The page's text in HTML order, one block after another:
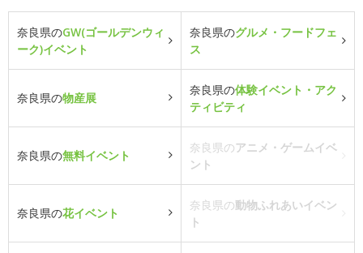
奈良県のGW(ゴールデンウィ
ーク)イベント
奈良県のグルメ・フードフェ
ス
奈良県の物産展
奈良県の体験イベント・アク
ティビティ
奈良県の無料イベント
奈良県のアニメ・ゲームイベ
ント
奈良県の花イベント
奈良県の動物ふれあいイベン
ト